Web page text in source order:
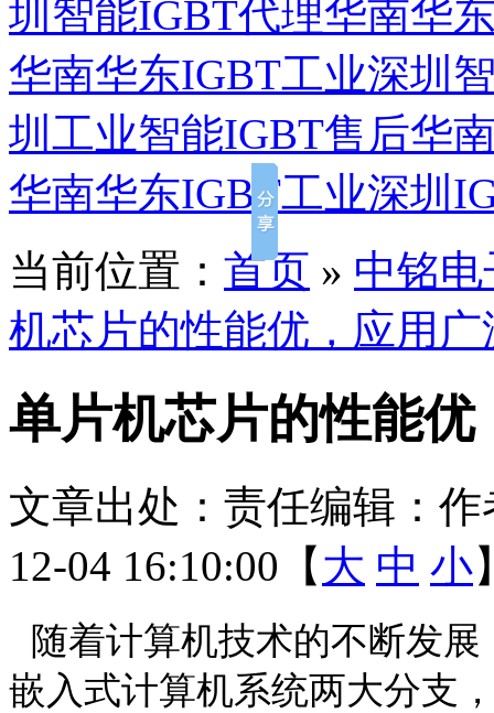
圳智能IGBT代理华南华
华南华东IGBT工业深圳
圳工业智能IGBT售后华
华南华东IGBT工业深圳
当前位置： 首页 » 中铭
机芯片的性能优，应用广
单片机芯片的性能优
文章出处： 责任编辑： 作
12-04 16:10:00【 大 中 小
随着计算机技术的不断发
嵌入式计算机系统两大分支